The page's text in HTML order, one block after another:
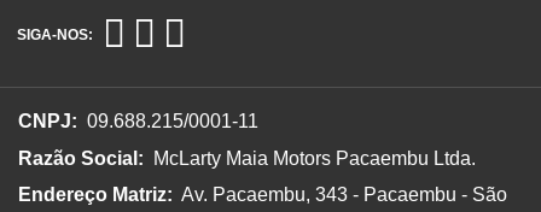
SIGA-NOS:
CNPJ: 09.688.215/0001-11
Razão Social:
McLarty Maia Motors Pacaembu Ltda.
Endereço Matriz: Av. Pacaembu, 343 - Pacaembu - São